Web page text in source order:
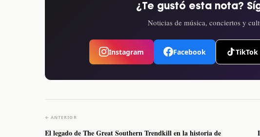
¿Te gustó esta nota?
Noticias de música, conciertos y
Instagram Facebook TikTok
← ANTERIOR
El legado de The Great Southern Trendkill en la historia de